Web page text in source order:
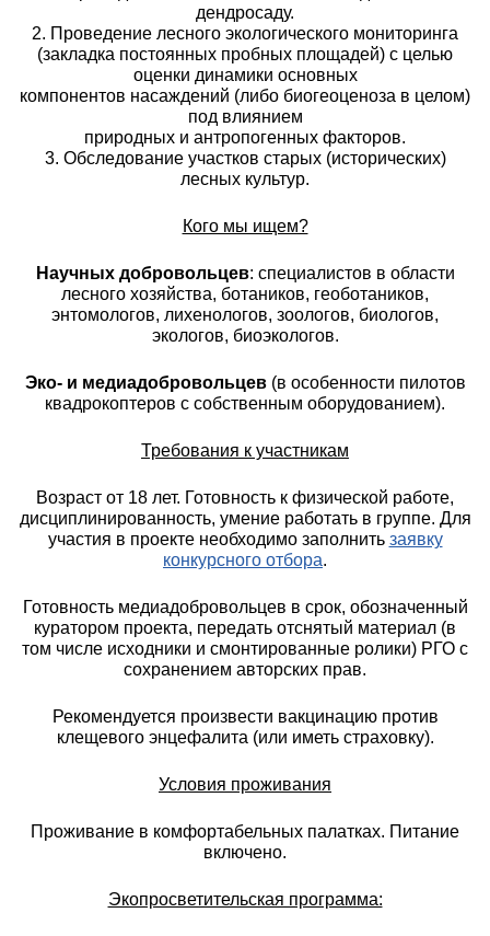
дендросаду.
2. Проведение лесного экологического мониторинга
(закладка постоянных пробных площадей) с целью
оценки динамики основных
компонентов насаждений (либо биогеоценоза в целом)
под влиянием
природных и антропогенных факторов.
3. Обследование участков старых (исторических)
лесных культур.
Кого мы ищем?
Научных добровольцев: специалистов в области
лесного хозяйства, ботаников, геоботаников,
энтомологов, лихенологов, зоологов, биологов,
экологов, биоэкологов.
Эко- и медиадобровольцев (в особенности пилотов
квадрокоптеров с собственным оборудованием).
Требования к участникам
Возраст от 18 лет. Готовность к физической работе,
дисциплинированность, умение работать в группе. Для
участия в проекте необходимо заполнить заявку
конкурсного отбора.
Готовность медиадобровольцев в срок, обозначенный
куратором проекта, передать отснятый материал (в
том числе исходники и смонтированные ролики) РГО с
сохранением авторских прав.
Рекомендуется произвести вакцинацию против
клещевого энцефалита (или иметь страховку).
Условия проживания
Проживание в комфортабельных палатках. Питание
включено.
Экопросветительская программа: